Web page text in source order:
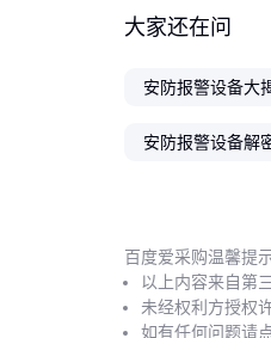
大家还在问
安防报警设备大
安防报警设备解
百度爱采购温馨提示
以上内容来自第
未经权利方授权
如有任何问题请